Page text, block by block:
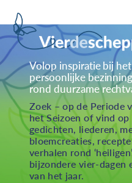
Home
Over Creaties
Over Vieren
Over Eten
Over
Inzenden
Volop inspiratie bij
persoonlijke
rond duurzame
Zoek – op de Periode
het Seizoen of vind op
gedichten, liederen,
bloemcreaties,
verhalen rond
bijzondere vier-dagen
van het jaar.